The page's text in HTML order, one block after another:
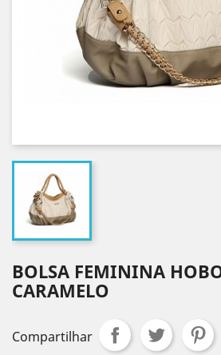
BOLSA FEMININA
CARAMELO
Compartilhar